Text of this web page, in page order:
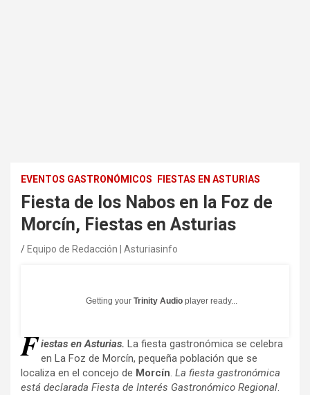
EVENTOS GASTRONÓMICOS FIESTAS EN ASTURIAS
Fiesta de los Nabos en la Foz de
Morcín, Fiestas en Asturias
Equipo de Redacción | Asturiasinfo
Getting your Trinity Audio player ready...
Fiestas en Asturias. La fiesta gastronómica se celebra
en La Foz de Morcín, pequeña población que se
localiza en el concejo de Morcín. La fiesta gastronómica
está declarada Fiesta de Interés Gastronómico Regional.